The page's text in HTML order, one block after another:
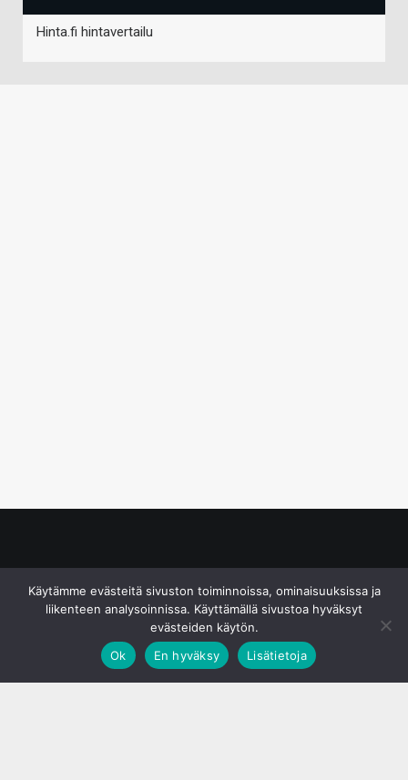
Hinta.fi hintavertailu
Käytämme evästeitä sivuston toiminnoissa, ominaisuuksissa ja
liikenteen analysoinnissa. Käyttämällä sivustoa hyväksyt
evästeiden käytön.
Ok
En hyväksy Lisätietoja